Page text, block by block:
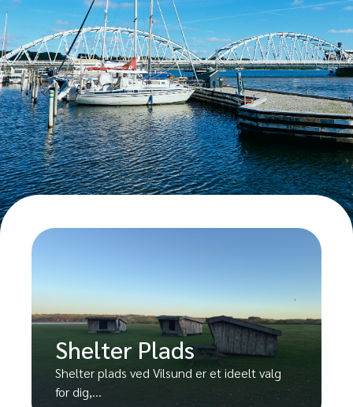
Shelter Plads
Shelter plads ved Vilsund er et ideelt valg
for dig,...